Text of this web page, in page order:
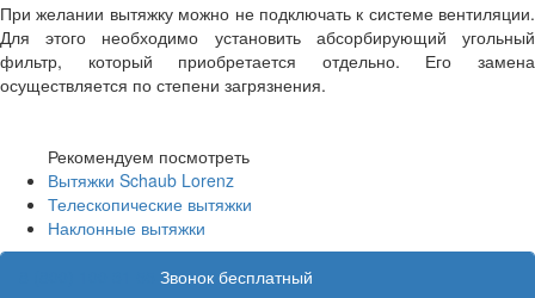
При желании вытяжку можно не подключать к системе вентиляции.
Для этого необходимо установить абсорбирующий угольный
фильтр, который приобретается отдельно. Его замена
осуществляется по степени загрязнения.
Рекомендуем посмотреть
Вытяжки Schaub Lorenz
Телескопические вытяжки
Наклонные вытяжки
Звонок бесплатный